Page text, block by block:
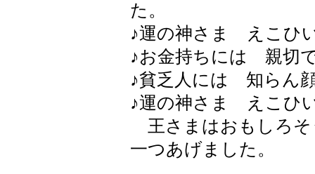
た。
♪運の神さま えこひ
♪お金持ちには 親切
♪貧乏人には 知らん
♪運の神さま えこひ
王さまはおもしろそ
一つあげました。